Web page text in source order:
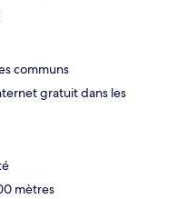
communs
gratuit dans les
mètres